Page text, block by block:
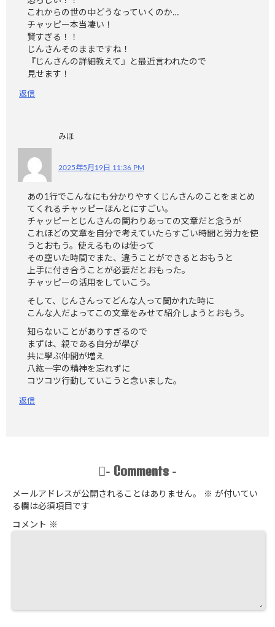
これからの世の中どうなっていくのか…
チャッピー本当凄い！
賢すぎる！！
じんさんそのままですね！
『じんさんの詳細教えて』と最近言われたので
見せます！
返信
みほ
2025年5月19日 11:36 PM
あの1行でこんなにも分かりやすくじんさんのことをまとめ
てくれるチャッピーほんとにすごい。
チャッピーとじんさんの関わりあっての文章だと念うが
これほどの文章を自分で考えていたらすごい時間と労力を使
うとおもう。使えるものは使って
その空いた時間でまた、違うことができるとおもうと
上手に付き合うことが必要だとおもった。
チャッピーの活用をしていこう。
そして、じんさんってどんな人って聞かれた時に
こんな人だよってこの文章をみせて紹介しようとおもう。
知らないことがありすぎるので
まずは、親である自分が學び
共に學ぶ仲間が増え
八紘一宇の精神を忘れずに
コツコツ行動していこうと念いました。
返信
- Comments -
メールアドレスが公開されることはありません。 ※ が付いてい
る欄は必須項目です
コメント ※